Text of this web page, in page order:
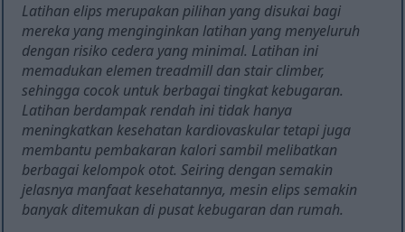
Latihan elips merupakan pilihan yang disukai bagi
mereka yang menginginkan latihan yang menyeluruh
dengan risiko cedera yang minimal. Latihan ini
memadukan elemen treadmill dan stair climber,
sehingga cocok untuk berbagai tingkat kebugaran.
Latihan berdampak rendah ini tidak hanya
meningkatkan kesehatan kardiovaskular tetapi juga
membantu pembakaran kalori sambil melibatkan
berbagai kelompok otot. Seiring dengan semakin
jelasnya manfaat kesehatannya, mesin elips semakin
banyak ditemukan di pusat kebugaran dan rumah.